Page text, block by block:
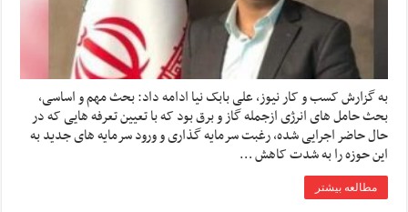
به گزارش کسب و کار نیوز، علی بابک نیا ادامه داد: بحث مهم و اساسی،
بحث حامل های انرژی ازجمله گاز و برق بود که با تعیین تعرفه هایی که در
حال حاضر اجرایی شده، رغبت سرمایه گذاری و ورود سرمایه های جدید به
این حوزه را به شدت کاهش …
مطالعه بیشتر